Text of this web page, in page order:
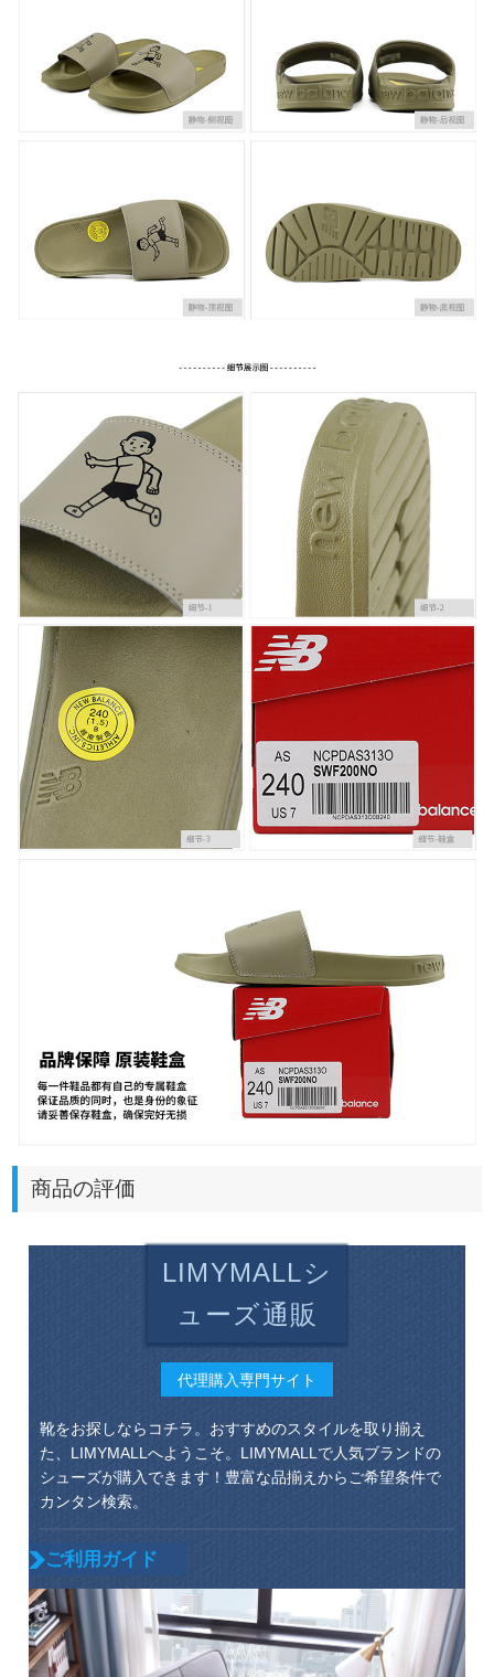
商品の評価
LIMYMALLシ
ューズ通販
代理購入専門サイト
靴をお探しならコチラ。おすすめのスタイルを取り揃え
た、LIMYMALLへようこそ。LIMYMALLで人気ブランドの
シューズが購入できます！豊富な品揃えからご希望条件で
カンタン検索。
ご利用ガイド